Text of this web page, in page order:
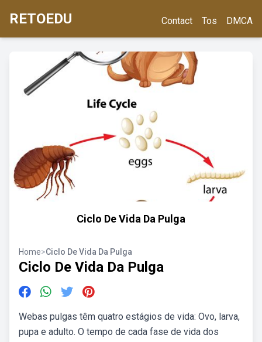
RETOEDU Contact Tos DMCA
Ciclo De Vida Da Pulga
Home>Ciclo De Vida Da Pulga
Ciclo De Vida Da Pulga
Webas pulgas têm quatro estágios de vida: Ovo, larva,
pupa e adulto. O tempo de cada fase de vida dos